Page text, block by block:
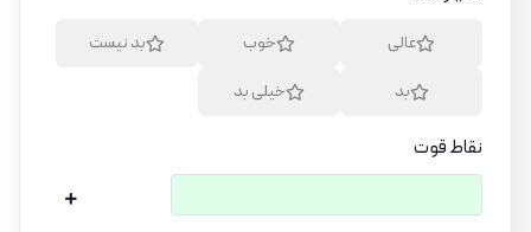
عالی خوب
بد نیست
بد
خیلی بد
نقاط قوت